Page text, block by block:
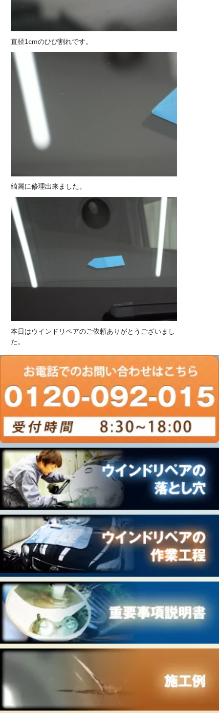
直径1cmのひび割れです。
綺麗に修理出来ました。
本日はウインドリペアのご依頼ありがとうございまし
た。